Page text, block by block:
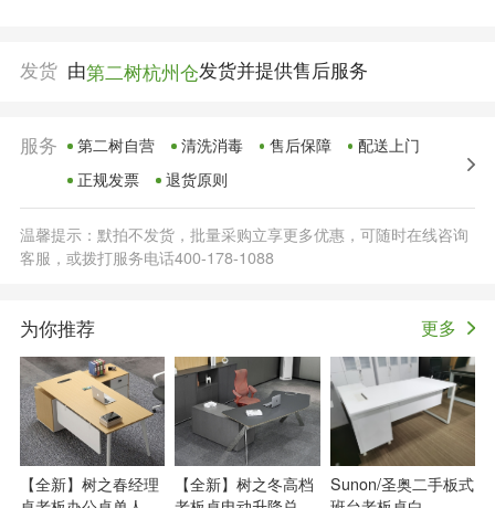
发货 由第二树杭州仓发货并提供售后服务
服务 第二树自营 清洗消毒 售后保障
配送上门
正规发票
退货原则
温馨提示：默拍不发货，批量采购立享更多优惠，可随时在线咨询
客服，或拨打服务电话400-178-1088
为你推荐 更多
【全新】树之春经理
【全新】树之冬高档
Sunon/圣奥二手板式